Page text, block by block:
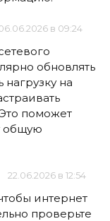
в 09:24
обновлять
на
поможет
общую
22.06.2026 в 12:54
интернет
проверьте